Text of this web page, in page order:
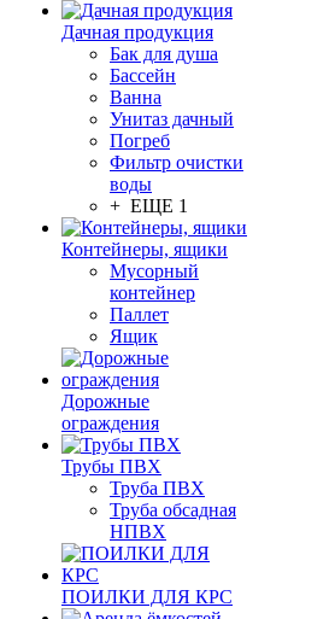
Дачная продукция
Бак для душа
Бассейн
Ванна
Унитаз дачный
Погреб
Фильтр очистки
воды
+ ЕЩЕ 1
Контейнеры, ящики
Мусорный
контейнер
Паллет
Ящик
Дорожные
ограждения
Трубы ПВХ
Труба ПВХ
Труба обсадная
НПВХ
ПОИЛКИ ДЛЯ КРС